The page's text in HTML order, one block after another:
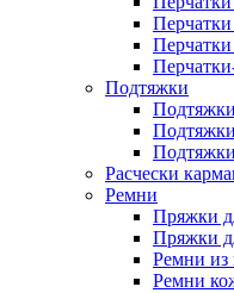
Перчатки
Подтяжки
Расчески
Ремни
Пряжки
Пряжки
Ремни из
Ремни